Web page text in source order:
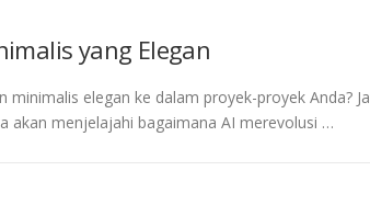
yang Elegan
elegan ke dalam proyek-proyek Anda?
akan menjelajahi bagaimana AI merevolusi …